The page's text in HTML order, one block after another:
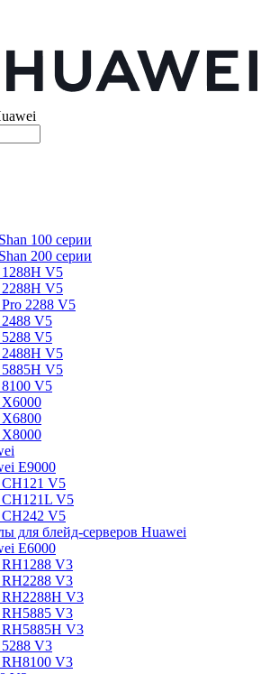
100 серии
200 серии
1288H V5
2288H V5
2288 V5
V5
V5
2488H V5
5885H V5
V5
X6000
X6800
X8000
E9000
CH121 V5
CH121L V5
CH242 V5
для блейд-серверов Huawei
E6000
RH1288 V3
RH2288 V3
RH2288H V3
RH5885 V3
RH5885H V3
V3
RH8100 V3